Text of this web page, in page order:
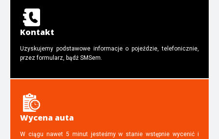
Kontakt
Uzyskujemy podstawowe informacje o pojeździe, telefonicznie,
przez formularz, bądź SMSem.
Wycena auta
W ciągu nawet 5 minut jesteśmy w stanie wstępnie wycenić i